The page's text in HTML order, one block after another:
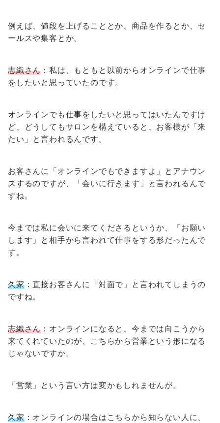
例えば、値段を上げることとか、商品を作るとか、セ
ールスや集客とか。
志織さん ：私は、もともと以前からオンラインで仕事
をしたいと思っていたのです。
オンラインでも仕事をしたいと思ってはいたんですけ
ど、どうしてもサロンを構えていると、お客様が「来
たい」と言われるんです。
お客さんに「オンラインでもできますよ」とアナウン
スするのですが、「会いに行きます」と言われるんで
すね。
今までは私に会いに来てくださるというか、「お願い
します」と相手から言われて仕事をする形だったんで
す。
久家：直接お客さんに「対面で」と言われてしまうの
ですね。
志織さん ：オンラインになると、今までは向こうから
来てくれていたのが、こちらから営業という形になる
じゃないですか。
「営業」という言い方は変かもしれませんが。
久家：オンラインの場合はこちらから知らない人に、